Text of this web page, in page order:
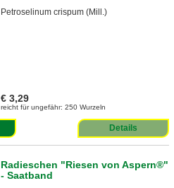
Petroselinum crispum (Mill.)
€ 3,29
reicht für ungefähr: 250 Wurzeln
Details
Radieschen "Riesen von Aspern®"
- Saatband